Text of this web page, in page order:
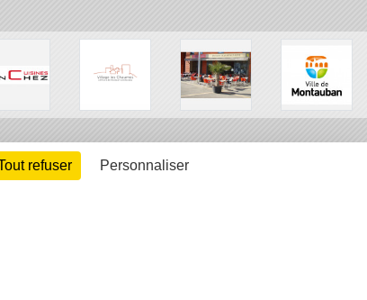
refuser Personnaliser